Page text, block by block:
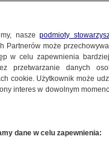
nagranie
my, naszepodmioty
Partnerów może
w celu zapewnienia
przetwarzanie danych
cookie. Użytkownik może
interes w dowolnym
dane w celu zapewnienia: